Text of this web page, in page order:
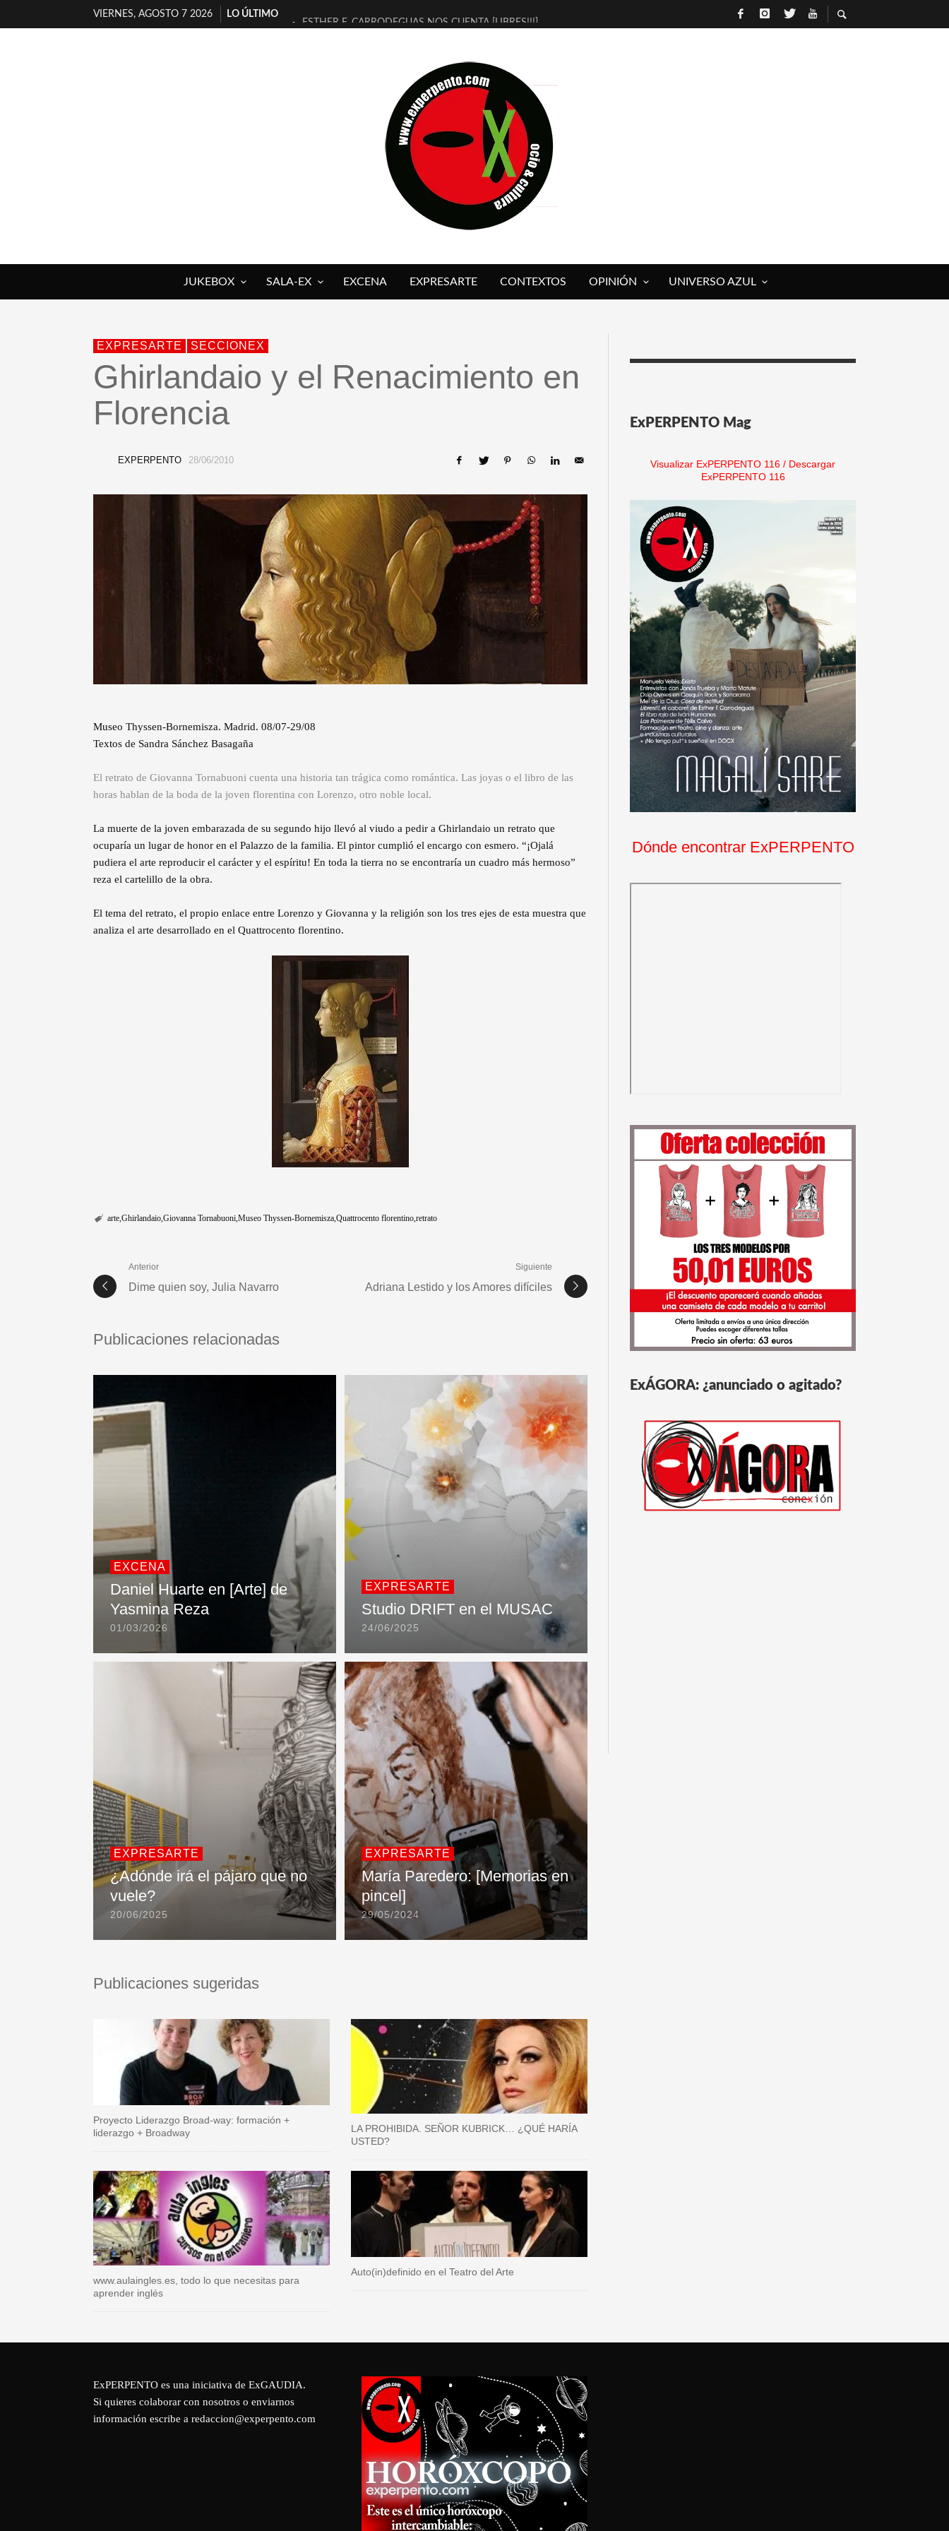
VIERNES, AGOSTO 7 2026
LO ÚLTIMO
ESTHER F. CARRODEGUAS NOS CUENTA [LIBRES!!!]
[ELECTRA JONDA] DE JUAN GUERRERO ZAMORA
TIMBRE 4, LA ESCUELA DEL DIRECTOR TEATRAL CLAUDIO TOLCACHIR
30 AÑOS (NO ES NADA) DE LA KATARSIS DEL TOMATAZO
MILITARES JUDÍAS EN #EXVITA
D’BALDOMEROS REINVENTAN [BITÁCORA 3.0] EN EXVITA
MARSHALL FLASH PRESENTA EN EXVITA [RELATIVA SENCILLEZ]
JOFRE BARDAGÍ EN EXVITA INTERPRETANDO A SERRAT
JUKEBOX SALA-EX EXCENA EXPRESARTE CONTEXTOS OPINIÓN UNIVERSO AZUL
EXPRESARTE SECCIONEX
Ghirlandaio y el Renacimiento en
Florencia
EXPERPENTO 28/06/2010
Museo Thyssen-Bornemisza. Madrid. 08/07-29/08
Textos de Sandra Sánchez Basagaña
El retrato de Giovanna Tornabuoni cuenta una historia tan trágica como romántica. Las joyas o el libro de las
horas hablan de la boda de la joven florentina con Lorenzo, otro noble local.
La muerte de la joven embarazada de su segundo hijo llevó al viudo a pedir a Ghirlandaio un retrato que
ocuparía un lugar de honor en el Palazzo de la familia. El pintor cumplió el encargo con esmero. “¡Ojalá
pudiera el arte reproducir el carácter y el espíritu! En toda la tierra no se encontraría un cuadro más hermoso”
reza el cartelillo de la obra.
El tema del retrato, el propio enlace entre Lorenzo y Giovanna y la religión son los tres ejes de esta muestra que
analiza el arte desarrollado en el Quattrocento florentino.
arte Ghirlandaio Giovanna Tornabuoni Museo Thyssen-Bornemisza Quattrocento florentino retrato
Anterior
Dime quien soy, Julia Navarro
Siguiente
Adriana Lestido y los Amores difíciles
Publicaciones relacionadas
EXCENA
Daniel Huarte en [Arte] de
Yasmina Reza
01/03/2026
EXPRESARTE
Studio DRIFT en el MUSAC
24/06/2025
EXPRESARTE
¿Adónde irá el pájaro que no
vuele?
20/06/2025
EXPRESARTE
María Paredero: [Memorias en
pincel]
29/05/2024
Publicaciones sugeridas
Proyecto Liderazgo Broad-way: formación +
liderazgo + Broadway
LA PROHIBIDA. SEÑOR KUBRICK… ¿QUÉ HARÍA
USTED?
www.aulaingles.es, todo lo que necesitas para
aprender inglés
Auto(in)definido en el Teatro del Arte
ExPERPENTO Mag
Visualizar ExPERPENTO 116 / Descargar
ExPERPENTO 116
Dónde encontrar ExPERPENTO
ExÁGORA: ¿anunciado o agitado?
ExPERPENTO es una iniciativa de ExGAUDIA.
Si quieres colaborar con nosotros o enviarnos
información escribe a redaccion@experpento.com